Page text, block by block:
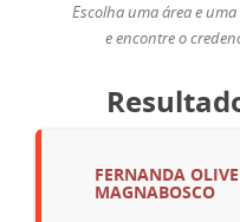
Escolha uma área e
e encontre o
FERNANDA
MAGNABOSCO